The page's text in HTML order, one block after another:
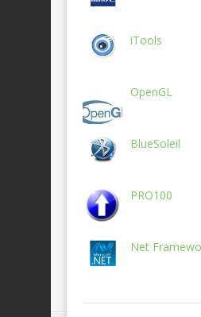
iTools
OpenGL
BlueSoleil
PRO100
Net